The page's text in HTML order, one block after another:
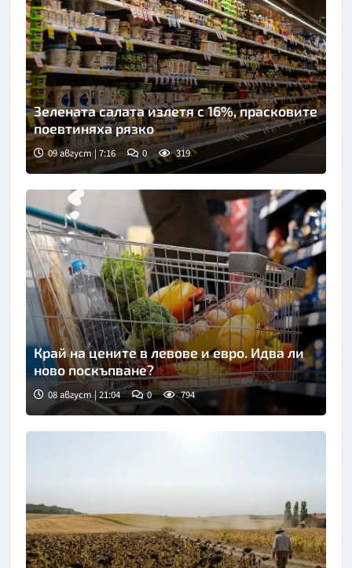
Зелената салата излетя с 16%, прасковите
поевтиняха рязко
09 август | 7:16 0 319
Край на цените в левове и евро. Идва ли
ново поскъпване?
08 август | 21:04 0 794